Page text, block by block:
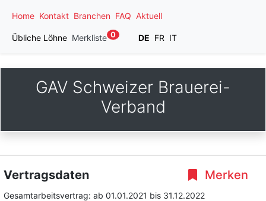
Home Kontakt Branchen FAQ Aktuell
Übliche Löhne Merkliste 0 DE FR IT
GAV Schweizer Brauerei-
Verband
Merken
Vertragsdaten
Gesamtarbeitsvertrag: ab 01.01.2021 bis 31.12.2022